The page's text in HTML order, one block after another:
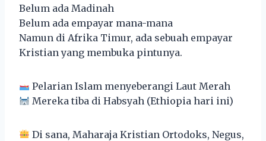
Belum ada Madinah
Belum ada empayar mana-mana
Namun di Afrika Timur, ada sebuah empayar
Kristian yang membuka pintunya.
Pelarian Islam menyeberangi Laut Merah
Mereka tiba di Habsyah (Ethiopia hari ini)
Di sana, Maharaja Kristian Ortodoks, Negus,